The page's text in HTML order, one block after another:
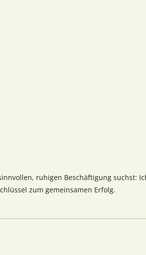
ruhigen Beschäftigung suchst:
zum gemeinsamen Erfolg.